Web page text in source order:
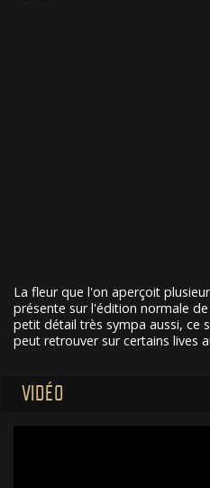
La fleur que l'on aperçoit
présente sur l'édition normale
petit détail très sympa aussi, ce
peut retrouver sur certains lives
VIDÉO